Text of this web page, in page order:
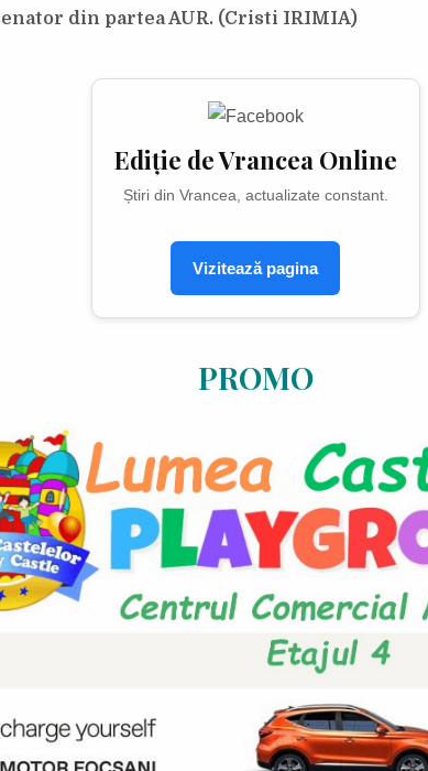
din partea AUR. (Cristi IRIMIA)
Ediție de Vrancea Online
Știri din Vrancea, actualizate constant.
Vizitează pagina
PROMO